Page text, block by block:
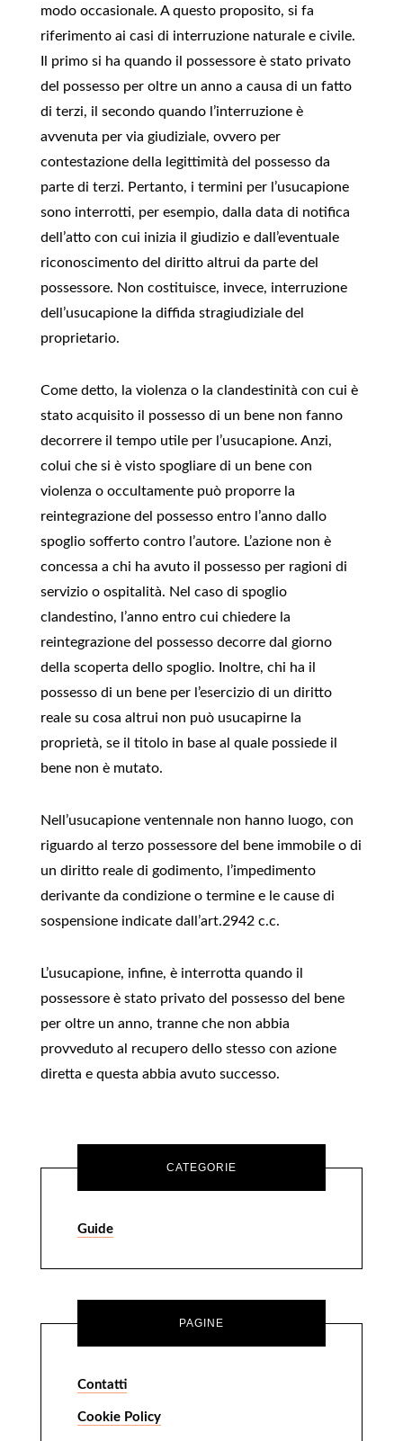
modo occasionale. A questo proposito, si fa
riferimento ai casi di interruzione naturale e civile.
Il primo si ha quando il possessore è stato privato
del possesso per oltre un anno a causa di un fatto
di terzi, il secondo quando l’interruzione è
avvenuta per via giudiziale, ovvero per
contestazione della legittimità del possesso da
parte di terzi. Pertanto, i termini per l’usucapione
sono interrotti, per esempio, dalla data di notifica
dell’atto con cui inizia il giudizio e dall’eventuale
riconoscimento del diritto altrui da parte del
possessore. Non costituisce, invece, interruzione
dell’usucapione la diffida stragiudiziale del
proprietario.
Come detto, la violenza o la clandestinità con cui è
stato acquisito il possesso di un bene non fanno
decorrere il tempo utile per l’usucapione. Anzi,
colui che si è visto spogliare di un bene con
violenza o occultamente può proporre la
reintegrazione del possesso entro l’anno dallo
spoglio sofferto contro l’autore. L’azione non è
concessa a chi ha avuto il possesso per ragioni di
servizio o ospitalità. Nel caso di spoglio
clandestino, l’anno entro cui chiedere la
reintegrazione del possesso decorre dal giorno
della scoperta dello spoglio. Inoltre, chi ha il
possesso di un bene per l’esercizio di un diritto
reale su cosa altrui non può usucapirne la
proprietà, se il titolo in base al quale possiede il
bene non è mutato.
Nell’usucapione ventennale non hanno luogo, con
riguardo al terzo possessore del bene immobile o di
un diritto reale di godimento, l’impedimento
derivante da condizione o termine e le cause di
sospensione indicate dall’art.2942 c.c.
L’usucapione, infine, è interrotta quando il
possessore è stato privato del possesso del bene
per oltre un anno, tranne che non abbia
provveduto al recupero dello stesso con azione
diretta e questa abbia avuto successo.
CATEGORIE
Guide
PAGINE
Contatti
Cookie Policy